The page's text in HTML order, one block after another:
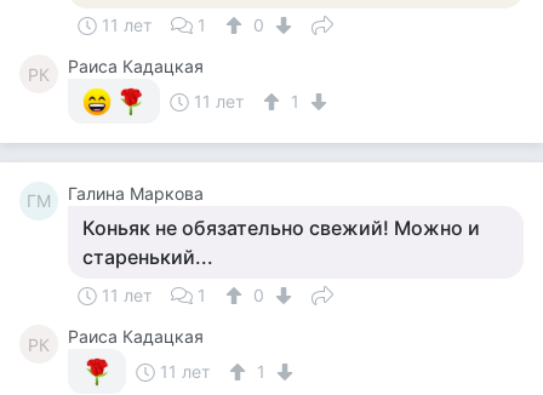
11 лет 1 0
РК
Раиса Кадацкая
11 лет
1
ГМ Галина Маркова
Коньяк не обязательно свежий! Можно и
старенький...
11 лет 1 0
РК
Раиса Кадацкая
11 лет
1